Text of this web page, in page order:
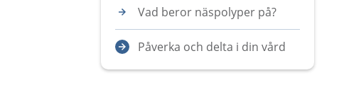
Vad beror näspolyper på?
Påverka och delta i din vård